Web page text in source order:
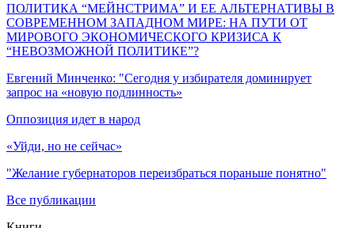
ПОЛИТИКА “МЕЙНСТРИМА” И ЕЕ АЛЬТЕРНАТИВЫ В
СОВРЕМЕННОМ ЗАПАДНОМ МИРЕ: НА ПУТИ ОТ
МИРОВОГО ЭКОНОМИЧЕСКОГО КРИЗИСА К
“НЕВОЗМОЖНОЙ ПОЛИТИКЕ”?
Евгений Минченко: "Сегодня у избирателя доминирует
запрос на «новую подлинность»
Оппозиция идет в народ
«Уйди, но не сейчас»
"Желание губернаторов переизбраться пораньше понятно"
Все публикации